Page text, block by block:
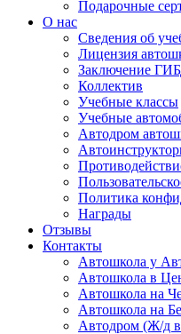
Подарочные
О нас
Сведения об
Лицензия
Заключение
Коллектив
Учебные классы
Учебные
Автодром
Политика
Награды
Отзывы
Контакты
Автошкола у
Автошкола в
Автошкола на
Автошкола на
Автодром (Ж/д